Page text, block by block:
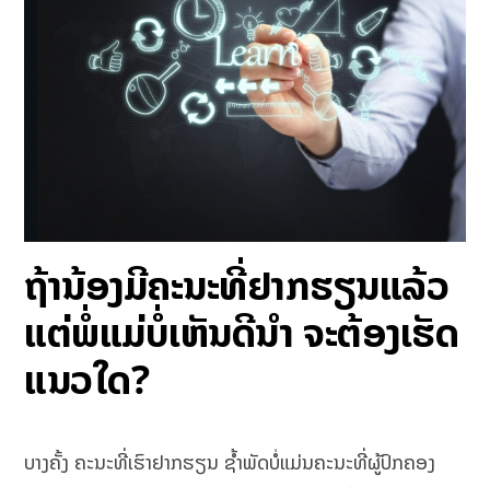
ຖ້ານ້ອງມີຄະນະທີ່ຢາກຮຽນແລ້ວ
ແຕ່ພໍ່ແມ່ບໍ່ເຫັນດີນຳ ຈະຕ້ອງເຮັດ
ແນວໃດ?
ບາງຄັ້ງ ຄະນະທີ່ເຮົາຢາກຮຽນ ຊ້ຳພັດບໍ່ແມ່ນຄະນະທີ່ຜູ້ປົກຄອງ